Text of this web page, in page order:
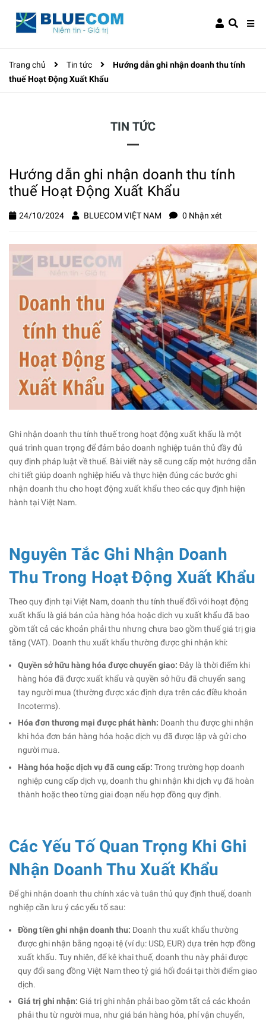
Trang chủ Tin tức
Hướng dẫn ghi nhận doanh thu tính
thuế Hoạt Động Xuất Khẩu
TIN TỨC
Hướng dẫn ghi nhận doanh thu tính
thuế Hoạt Động Xuất Khẩu
24/10/2024 BLUECOM VIỆT NAM 0 Nhận xét
Ghi nhận doanh thu tính thuế trong hoạt động xuất khẩu là một
quá trình quan trọng để đảm bảo doanh nghiệp tuân thủ đầy đủ
quy định pháp luật về thuế. Bài viết này sẽ cung cấp một hướng dẫn
chi tiết giúp doanh nghiệp hiểu và thực hiện đúng các bước ghi
nhận doanh thu cho hoạt động xuất khẩu theo các quy định hiện
hành tại Việt Nam.
Nguyên Tắc Ghi Nhận Doanh
Thu Trong Hoạt Động Xuất Khẩu
Theo quy định tại Việt Nam, doanh thu tính thuế đối với hoạt động
xuất khẩu là giá bán của hàng hóa hoặc dịch vụ xuất khẩu đã bao
gồm tất cả các khoản phải thu nhưng chưa bao gồm thuế giá trị gia
tăng (VAT). Doanh thu xuất khẩu thường được ghi nhận khi:
Quyền sở hữu hàng hóa được chuyển giao: Đây là thời điểm khi
hàng hóa đã được xuất khẩu và quyền sở hữu đã chuyển sang
tay người mua (thường được xác định dựa trên các điều khoản
Incoterms).
Hóa đơn thương mại được phát hành: Doanh thu được ghi nhận
khi hóa đơn bán hàng hóa hoặc dịch vụ đã được lập và gửi cho
người mua.
Hàng hóa hoặc dịch vụ đã cung cấp: Trong trường hợp doanh
nghiệp cung cấp dịch vụ, doanh thu ghi nhận khi dịch vụ đã hoàn
thành hoặc theo từng giai đoạn nếu hợp đồng quy định.
Các Yếu Tố Quan Trọng Khi Ghi
Nhận Doanh Thu Xuất Khẩu
Để ghi nhận doanh thu chính xác và tuân thủ quy định thuế, doanh
nghiệp cần lưu ý các yếu tố sau:
Đồng tiền ghi nhận doanh thu: Doanh thu xuất khẩu thường
được ghi nhận bằng ngoại tệ (ví dụ: USD, EUR) dựa trên hợp đồng
xuất khẩu. Tuy nhiên, để kê khai thuế, doanh thu này phải được
quy đổi sang đồng Việt Nam theo tỷ giá hối đoái tại thời điểm giao
dịch.
Giá trị ghi nhận: Giá trị ghi nhận phải bao gồm tất cả các khoản
phải thu từ người mua, như giá bán hàng hóa, phí vận chuyển,